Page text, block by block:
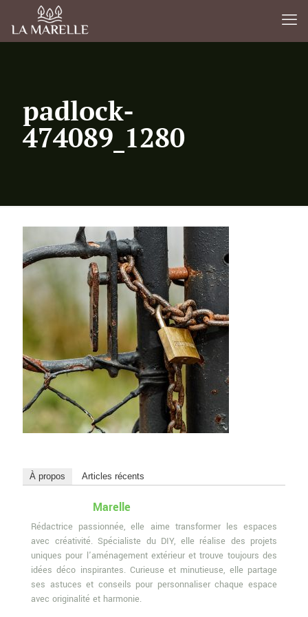
padlock-
474089_1280
À propos Articles récents
Marelle
Rédactrice passionnée, elle aime transformer les espaces
avec créativité. Spécialiste du DIY, elle réalise des projets
uniques pour l'aménagement extérieur et trouve toujours des
idées déco inspirantes. Curieuse et minutieuse, elle partage
ses astuces et conseils pour personnaliser chaque espace
avec originalité et harmonie.